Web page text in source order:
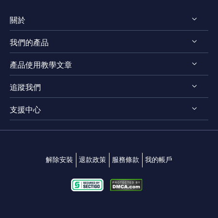
關於
認識 EaseUS
評測 & 獎項
法律聲明
我們的產品
EaseUS VoiceWave
EaseUS VideoKit
EaseUS Video Downloader
EaseUS RecExperts
EaseUS MakeMyAudio
產品使用教學文章
影片剪輯技巧
影片轉檔技巧
影片 & 音訊下載
追蹤我們
 
支援中心
解除安裝 退款政策 服務條款 我的帳戶